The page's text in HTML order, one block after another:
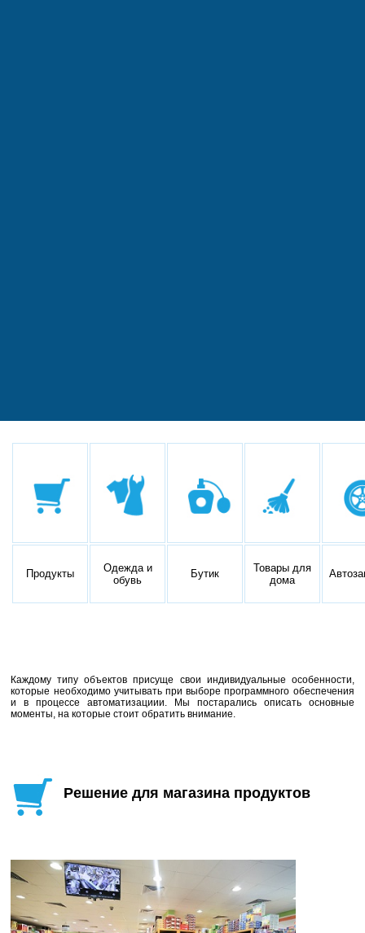
Продукты
Одежда и
обувь
Бутик
Товары для
дома
Каждому типу объектов присуще свои индивидуальные особенности,
которые необходимо учитывать при выборе программного обеспечения
и в процессе автоматизациии. Мы постарались описать основные
моменты, на которые стоит обратить внимание.
Решение для магазина продуктов